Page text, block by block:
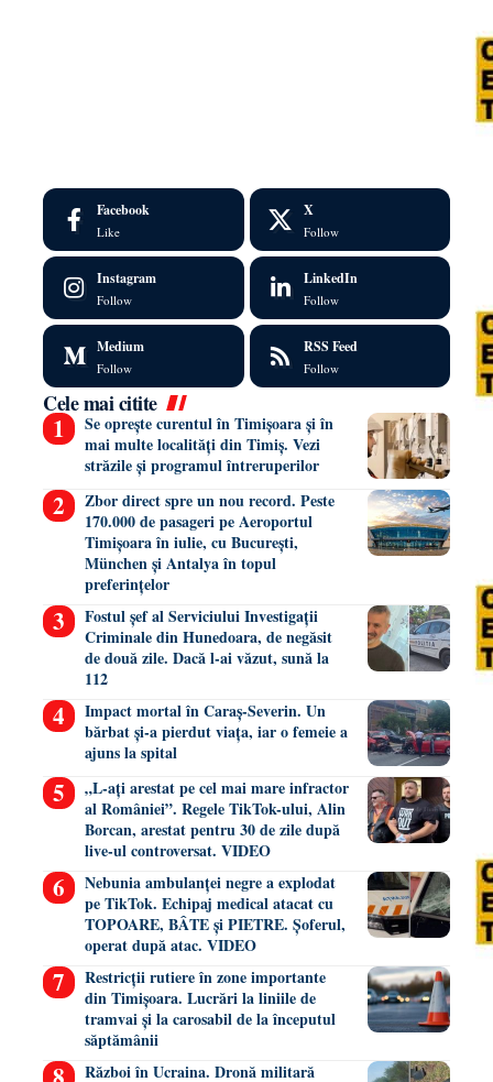
Facebook
Like
X
Follow
Instagram
Follow
LinkedIn
Follow
Medium
Follow
RSS Feed
Follow
Cele mai citite
Se oprește curentul în Timișoara și în
mai multe localități din Timiș. Vezi
străzile și programul întreruperilor
Zbor direct spre un nou record. Peste
170.000 de pasageri pe Aeroportul
Timișoara în iulie, cu București,
München și Antalya în topul
preferințelor
Fostul șef al Serviciului Investigații
Criminale din Hunedoara, de negăsit
de două zile. Dacă l-ai văzut, sună la
112
Impact mortal în Caraș-Severin. Un
bărbat și-a pierdut viața, iar o femeie a
ajuns la spital
„L-ați arestat pe cel mai mare infractor
al României”. Regele TikTok-ului, Alin
Borcan, arestat pentru 30 de zile după
live-ul controversat. VIDEO
Nebunia ambulanței negre a explodat
pe TikTok. Echipaj medical atacat cu
TOPOARE, BÂTE și PIETRE. Șoferul,
operat după atac. VIDEO
Restricții rutiere în zone importante
din Timișoara. Lucrări la liniile de
tramvai și la carosabil de la începutul
săptămânii
Război în Ucraina. Dronă militară